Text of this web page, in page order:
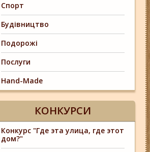
Спорт
Будівництво
Подорожі
Послуги
Hand-Made
КОНКУРСИ
Конкурс "Где эта улица, где этот
дом?"